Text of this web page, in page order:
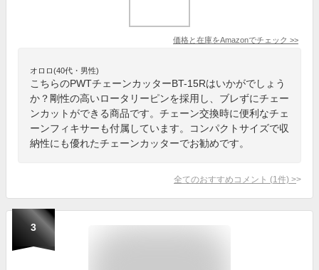
価格と在庫をAmazonでチェック >>
オロロ(40代・男性)
こちらのPWTチェーンカッターBT-15Rはいかがでしょう
か？剛性の高いロータリーピンを採用し、ブレずにチェー
ンカットができる商品です。チェーン交換時に便利なチェ
ーンフィキサーも付属しています。コンパクトサイズで収
納性にも優れたチェーンカッターでお勧めです。
全てのおすすめコメント (1 件) >
3